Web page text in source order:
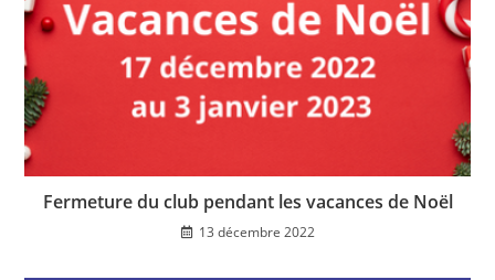
Fermeture du club pendant les vacances de Noël
13 décembre 2022